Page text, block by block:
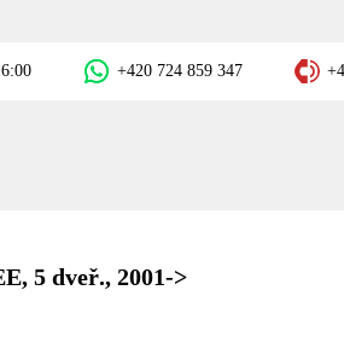
+420 724 859 347
5 dveř., 2001->